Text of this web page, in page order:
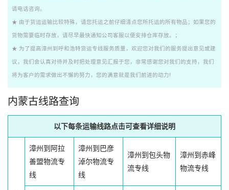
请电话咨询。
★ 由于货运运输比较特殊，请您托运之前仔细清点您所托运的所有物品；如果您的
货物需要临时存放，请尽早最快通知公司客服以便安排仓库存放。；
★ 为了提高漳州到呼和浩特货运专线服务质量，欢迎您对我们的服务提出意见或建
议，我们会认真对待并及时把处理意见汇报于您，非常感谢您对我们的支持，我们
将为客户的需求做出不懈的努力，您的满意就是我们前进的动力!
内蒙古线路查询
以下每条运输线路点击可查看详细说明
漳州到阿拉
善盟物流专
线
漳州到巴彦
淖尔物流专
线
漳州到包头物
流专线
漳州到赤峰
物流专线